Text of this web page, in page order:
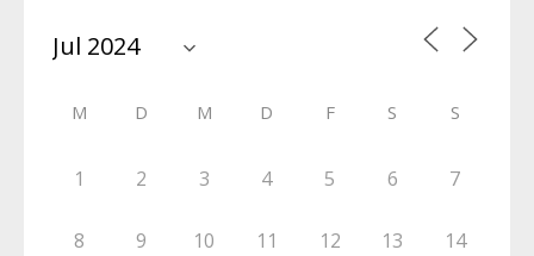
M D M D F S S
1 2 3 4 5 6 7
8 9 10 11 12 13 14